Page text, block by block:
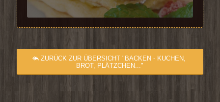
ZURÜCK ZUR ÜBERSICHT "BACKEN - KUCHEN,
BROT, PLÄTZCHEN..."